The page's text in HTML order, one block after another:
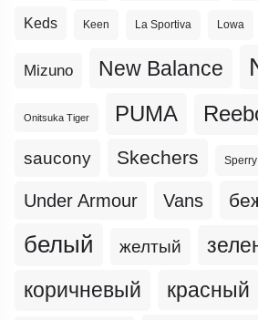
Keds Keen La Sportiva Lowa
Mizuno New Balance
Onitsuka Tiger PUMA
saucony Skechers Sperry
Under Armour Vans
белый желтый
коричневый красный